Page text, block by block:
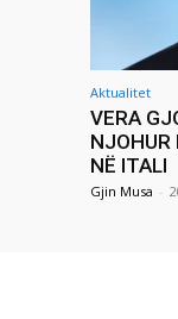
Aktualitet
VERA
NJOHUR
NË ITALI
Gjin Musa -